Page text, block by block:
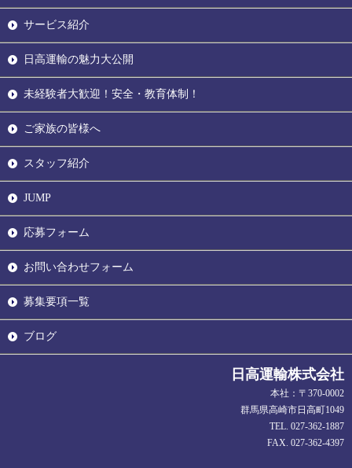
サービス紹介
日高運輸の魅力大公開
未経験者大歓迎！安全・教育体制！
ご家族の皆様へ
スタッフ紹介
JUMP
応募フォーム
お問い合わせフォーム
募集要項一覧
ブログ
日高運輸株式会社
本社：〒370-0002
群馬県高崎市日高町1049
TEL. 027-362-1887
FAX. 027-362-4397